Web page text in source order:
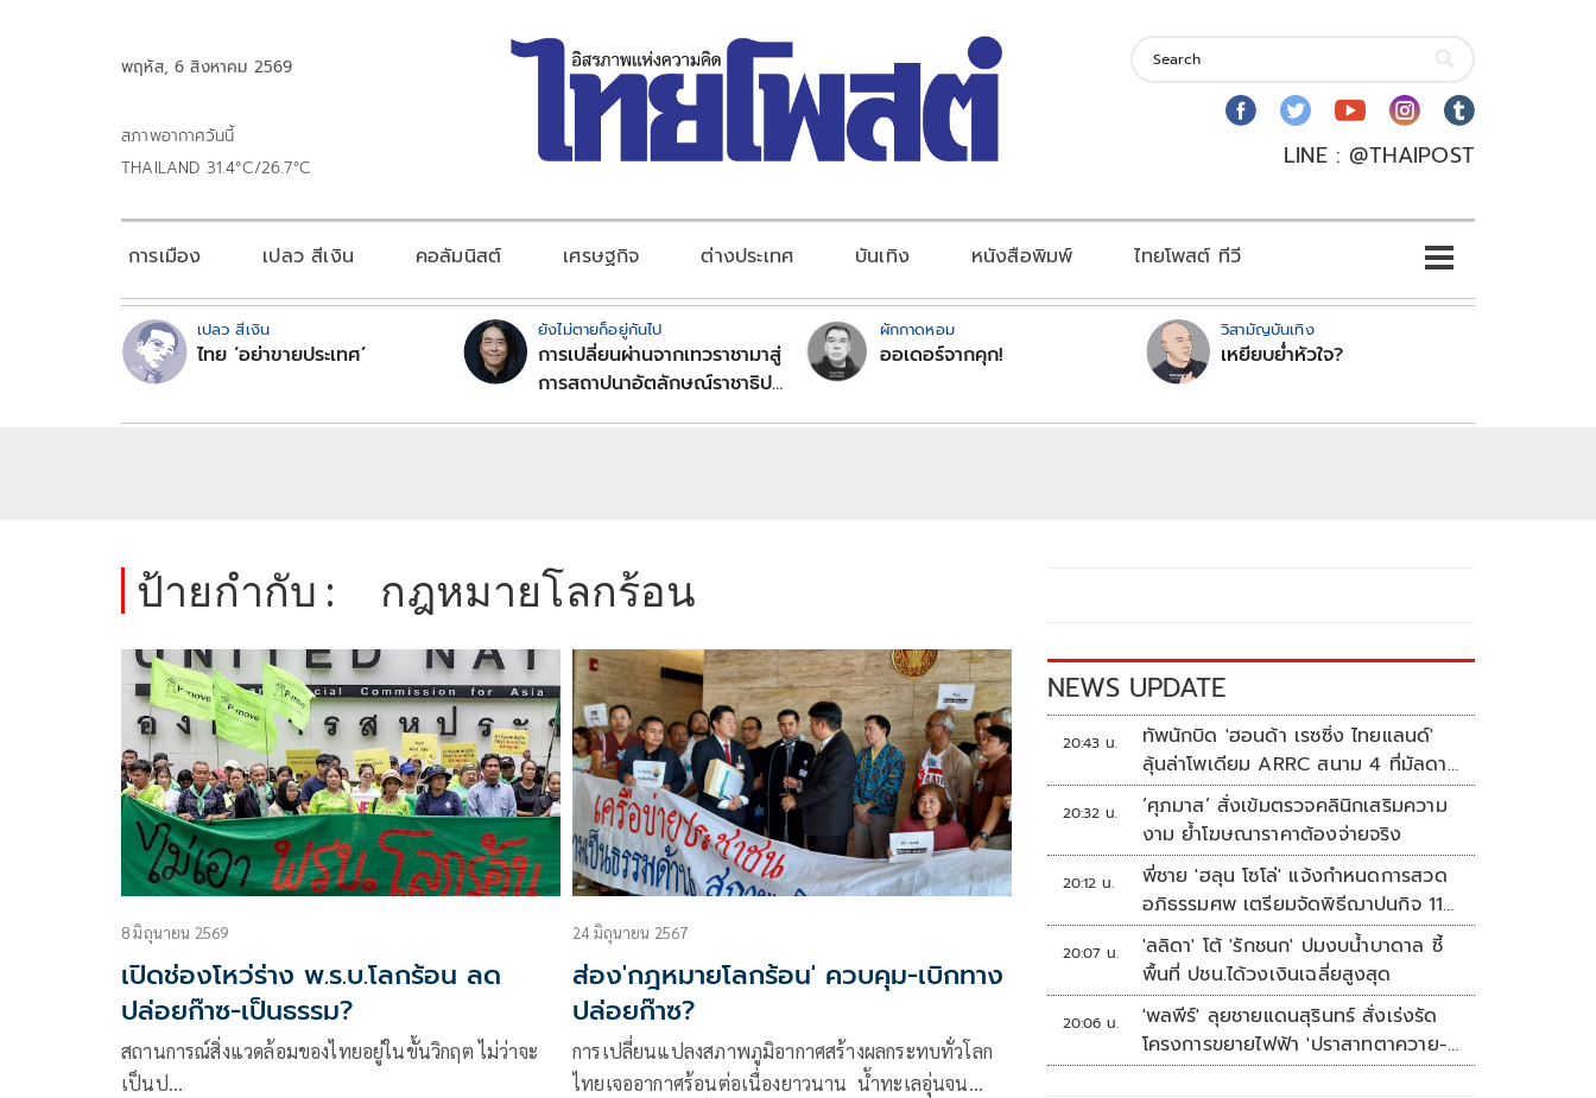
พฤหัส, 6 สิงหาคม 2569
สภาพอากาศวันนี้
THAILAND 31.4°C/26.7°C
LINE : @THAIPOST
การเมือง เปลว สีเงิน คอลัมนิสต์ เศรษฐกิจ ต่างประเทศ บันเทิง หนังสือพิมพ์ ไทยโพสต์ ทีวี
เปลว สีเงิน
ไทย ‘อย่าขายประเทศ’
ยังไม่ตายก็อยู่กันไป
การเปลี่ยนผ่านจากเทวราชามาสู่
การสถาปนาอัตลักษณ์ราชาธิป
ผักกาดหอม
ออเดอร์จากคุก!
วิสามัญบันเทิง
เหยียบย่ำหัวใจ?
ป้ายกำกับ : กฎหมายโลกร้อน
8 มิถุนายน 2569
เปิดช่องโหว่ร่าง พ.ร.บ.โลกร้อน ลด
ปล่อยก๊าซ-เป็นธรรม?
สถานการณ์สิ่งแวดล้อมของไทยอยู่ในขั้นวิกฤต ไม่ว่าจะ
เป็นป…
24 มิถุนายน 2567
ส่อง'กฎหมายโลกร้อน' ควบคุม-เบิกทาง
ปล่อยก๊าซ?
การเปลี่ยนแปลงสภาพภูมิอากาศสร้างผลกระทบทั่วโลก
ไทยเจออากาศร้อนต่อเนื่องยาวนาน น้ำทะเลอุ่นจน
NEWS UPDATE
20:43 น.
ทัพนักบิด 'ฮอนด้า เรซซิ่ง ไทยแลนด์'
ลุ้นล่าโพเดียม ARRC สนาม 4 ที่มัลดาลิ
กา
20:32 น.
‘ศุภมาส’ สั่งเข้มตรวจคลินิกเสริมความ
งาม ย้ำโฆษณาราคาต้องจ่ายจริง
20:12 น.
พี่ชาย 'ฮลุน โซโล่' แจ้งกำหนดการสวด
อภิธรรมศพ เตรียมจัดพิธีฌาปนกิจ 11
ส.ค.
20:07 น.
'ลลิดา' โต้ 'รักชนก' ปมงบน้ำบาดาล ชี้
พื้นที่ ปชน.ได้วงเงินเฉลี่ยสูงสุด
20:06 น.
'พลพีร์' ลุยชายแดนสุรินทร์ สั่งเร่งรัด
โครงการขยายไฟฟ้า 'ปราสาทตาควาย-
เนิน 350'